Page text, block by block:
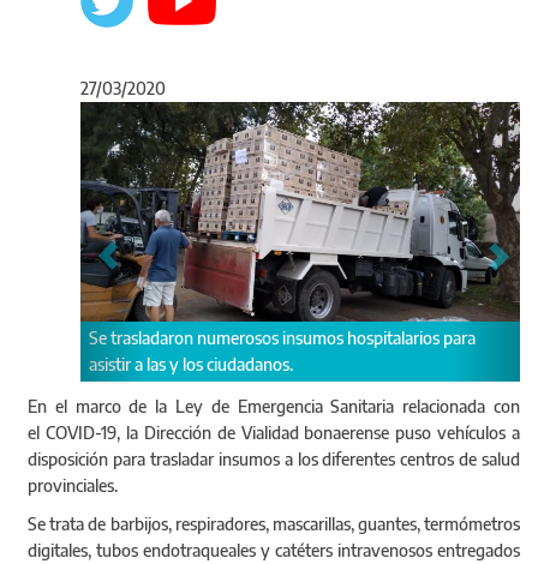
27/03/2020
Se trasladaron numerosos insumos hospitalarios para
asistir a las y los ciudadanos.
Anterior
En el marco de la Ley de Emergencia Sanitaria relacionada con
el COVID-19, la Dirección de Vialidad bonaerense puso vehículos a
disposición para trasladar insumos a los diferentes centros de salud
provinciales.
Se trata de barbijos, respiradores, mascarillas, guantes, termómetros
digitales, tubos endotraqueales y catéters intravenosos entregados